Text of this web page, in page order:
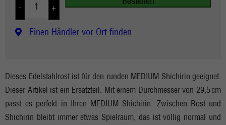
- +
Einen Händler vor Ort finden
Dieses Edelstahlrost ist für den runden MEDIUM Shichirin geeignet.
Dieser Artikel ist ein Ersatzteil. Mit einem Durchmesser von 29,5 cm
passt es perfekt in Ihren MEDIUM Shichirin. Zwischen Rost und
Shichirin bleibt immer etwas Spielraum, das ist völlig normal und